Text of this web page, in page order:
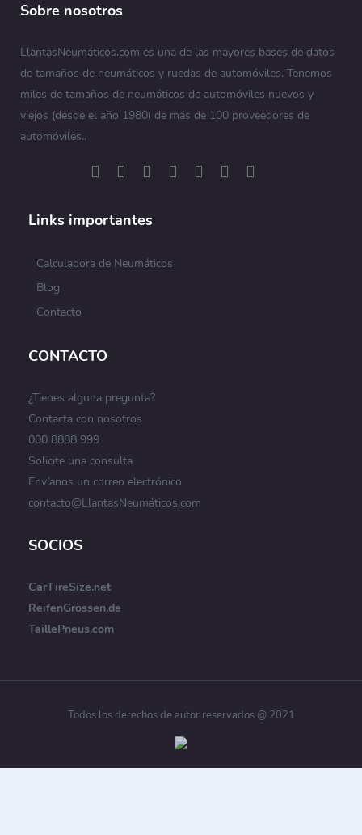
Sobre nosotros
LlantasNeumáticos.com es una de las mayores bases de datos
de tamaños de neumáticos y ruedas de automóviles. Tenemos
miles de tamaños de neumáticos de automóviles nuevos y
viejos (desde el año 1980) de más de 100 proveedores de
automóviles..
Links importantes
Calculadora de Neumáticos
Blog
Contacto
CONTACTO
¿Tienes alguna pregunta?
Contacta con nosotros
000 8888 999
Solicite una consulta
Envíanos un correo electrónico
contacto@LlantasNeumáticos.com
SOCIOS
CarTireSize.net
ReifenGrössen.de
TaillePneus.com
Todos los derechos de autor reservados @ 2021